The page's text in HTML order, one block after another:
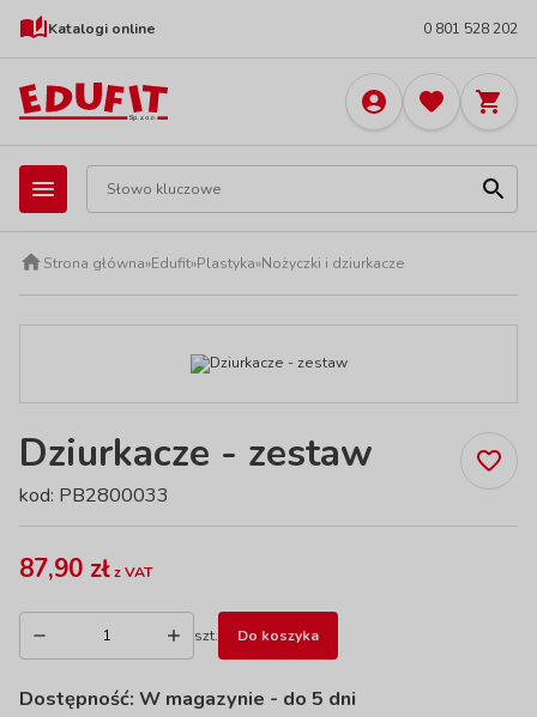
Katalogi online 0 801 528 202
Strona główna»Edufit»Plastyka»Nożyczki i dziurkacze
Dziurkacze - zestaw
kod: PB2800033
87,90 złz VAT
szt. Do koszyka
Dostępność: W magazynie - do 5 dni